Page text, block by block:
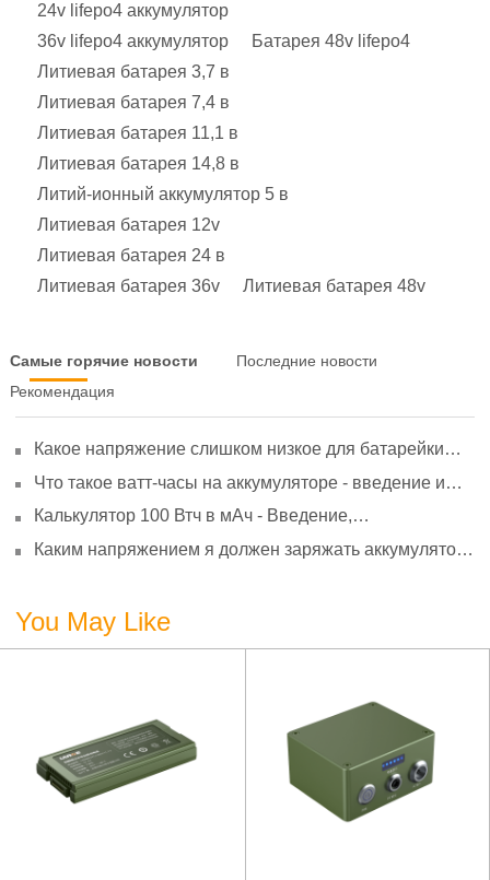
24v lifepo4 аккумулятор
36v lifepo4 аккумулятор
Батарея 48v lifepo4
Литиевая батарея 3,7 в
Литиевая батарея 7,4 в
Литиевая батарея 11,1 в
Литиевая батарея 14,8 в
Литий-ионный аккумулятор 5 в
Литиевая батарея 12v
Литиевая батарея 24 в
Литиевая батарея 36v
Литиевая батарея 48v
Самые горячие новости
Последние новости
Рекомендация
Какое напряжение слишком низкое для батарейки
старение
Что такое ватт-часы на аккумуляторе - введение и
Калькулятор 100 Втч в мАч - Введение,
Каким напряжением я должен заряжать аккумулятор
You May Like